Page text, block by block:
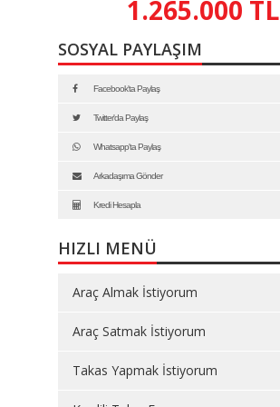
1.265.000 TL
SOSYAL PAYLAŞIM
Facebook'ta Paylaş
Twitter'da Paylaş
Whatsapp'ta Paylaş
Arkadaşıma Gönder
Kredi Hesapla
HIZLI MENÜ
Araç Almak İstiyorum
Araç Satmak İstiyorum
Takas Yapmak İstiyorum